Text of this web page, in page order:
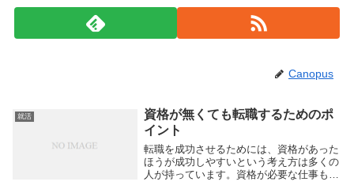
Canopus
就活
資格が無くても転職するためのポ
イント
転職を成功させるためには、資格があった
ほうが成功しやすいという考え方は多くの
人が持っています。資格が必要な仕事もあ